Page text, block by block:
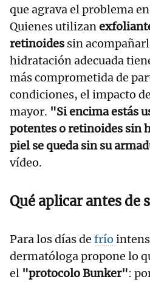
que agrava el problema
Quienes utilizan
retinoides sin
hidratación adecuada
más comprometida de
condiciones, el impacto
mayor. "Si encima estás
potentes o retinoides sin
piel se queda sin su
vídeo.
Qué aplicar antes de
Para los días de frío
dermatóloga propone lo
el "protocolo Bunker":